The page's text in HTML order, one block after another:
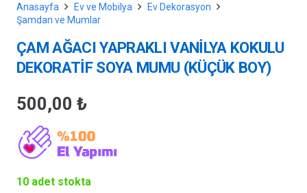
Anasayfa Ev ve Mobilya
Ev Dekorasyon
Şamdan ve Mumlar
ÇAM AĞACI YAPRAKLI VANİLYA KOKULU
DEKORATİF SOYA MUMU (KÜÇÜK BOY)
500,00 ₺
10 adet stokta